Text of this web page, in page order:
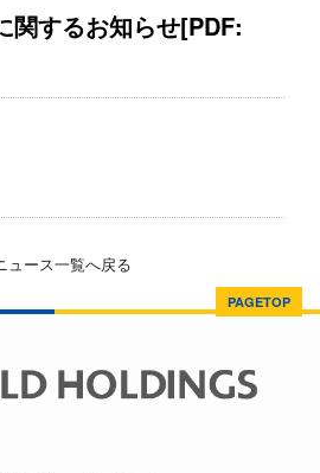
関するお知らせ[PDF:
ュース一覧へ戻る
PAGETOP